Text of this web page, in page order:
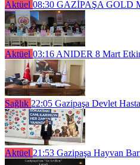
Aktüel 08:30 GAZİPAŞA GOLD
Aktüel 03:16 ANIDER 8 Mart
Sağlık 22:05 Gazipaşa Devlet
Aktüel 21:53 Gazipaşa Hayvan